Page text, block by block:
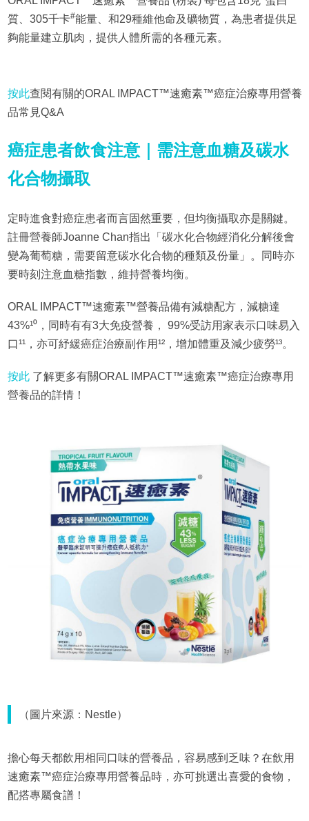
質、305千卡#能量、和29種維他命及礦物質，為患者提供足
夠能量建立肌肉，提供人體所需的各種元素。
按此查閱有關的ORAL IMPACT™速癒素™癌症治療專用營養
品常見Q&A
癌症患者飲食注意｜需注意血糖及碳水
化合物攝取
定時進食對癌症患者而言固然重要，但均衡攝取亦是關鍵。
註冊營養師Joanne Chan指出「碳水化合物經消化分解後會
變為葡萄糖，需要留意碳水化合物的種類及份量」。同時亦
要時刻注意血糖指數，維持營養均衡。
ORAL IMPACT™速癒素™營養品備有減糖配方，減糖達
43%¹⁰，同時有有3大免疫營養， 99%受訪用家表示口味易入
口¹¹，亦可紓緩癌症治療副作用¹²，增加體重及減少疲勞¹³。
按此了解更多有關ORAL IMPACT™速癒素™癌症治療專用
營養品的詳情！
（圖片來源：Nestle）
擔心每天都飲用相同口味的營養品，容易感到乏味？在飲用
速癒素™癌症治療專用營養品時，亦可挑選出喜愛的食物，
配搭專屬食譜！